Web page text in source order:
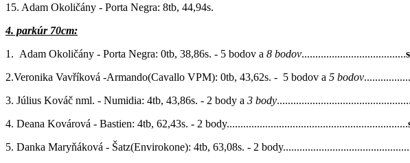
15. Adam Okoličány - Porta Negra: 8tb, 44,94s.
4. parkúr 70cm:
1. Adam Okoličány - Porta Negra: 0tb, 38,86s. - 5 bodov a 8 bodov......................................
2.Veronika Vavříková -Armando(Cavallo VPM): 0tb, 43,62s. - 5 bodov a 5 bodov
3. Július Kováč nml. - Numidia: 4tb, 43,86s. - 2 body a 3 body.................................................
4. Deana Kovárová - Bastien: 4tb, 62,43s. - 2 body..................................................................
5. Danka Maryňáková - Šatz(Envirokone): 4tb, 63,08s. - 2